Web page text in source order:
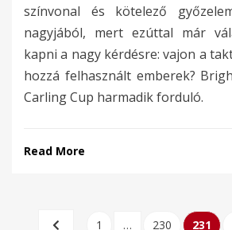
színvonal és kötelező
nagyjából, mert ezúttal már
kapni a nagy kérdésre: vajon a
hozzá felhasznált emberek?
Carling Cup harmadik forduló.
Read More
PREVIOUSPAGE
1 … PAGE
230 PAGE
231